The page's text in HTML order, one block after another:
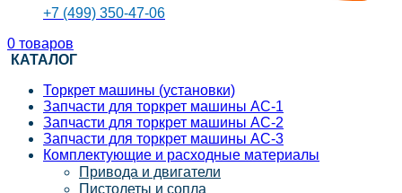
+7 (499) 350-47-06
0 товаров
КАТАЛОГ
Торкрет машины (установки)
Запчасти для торкрет машины АС-1
Запчасти для торкрет машины АС-2
Запчасти для торкрет машины АС-3
Комплектующие и расходные материалы
Привода и двигатели
Пистолеты и сопла